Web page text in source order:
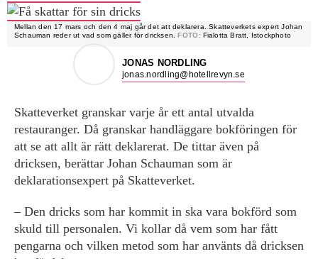
Mellan den 17 mars och den 4 maj går det att deklarera. Skatteverkets expert Johan
Schauman reder ut vad som gäller för dricksen.FOTO: Fialotta Bratt, Istockphoto
JONAS NORDLING
jonas.nordling@hotellrevyn.se
Skatteverket granskar varje år ett antal utvalda
restauranger. Då granskar handläggare bokföringen för
att se att allt är rätt deklarerat. De tittar även på
dricksen, berättar Johan Schauman som är
deklarationsexpert på Skatteverket.
– Den dricks som har kommit in ska vara bokförd som
skuld till personalen. Vi kollar då vem som har fått
pengarna och vilken metod som har använts då dricksen